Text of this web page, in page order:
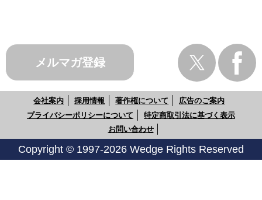
メルマガ登録
会社案内 採用情報 著作権について
広告のご案内
プライバシーポリシーについて
特定商取引法に基づく表示
お問い合わせ
Copyright © 1997-2026 Wedge Rights Reserved